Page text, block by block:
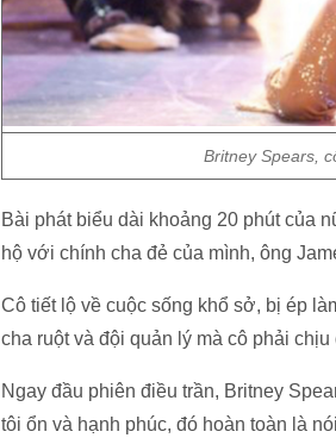
Britney Spears,
Bài phát biểu dài khoảng 20 phút của
hộ với chính cha đẻ của mình, ông
Cô tiết lộ về cuộc sống khổ sở, bị ép
cha ruột và đội quản lý mà cô phải
Ngay đầu phiên điều trần, Britney
tôi ổn và hạnh phúc, đó hoàn toàn là